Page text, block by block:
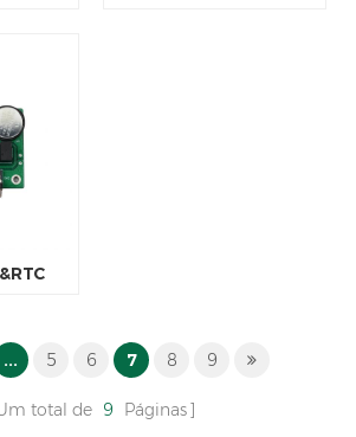
... 5 6 7 8 9
total de 9 Páginas